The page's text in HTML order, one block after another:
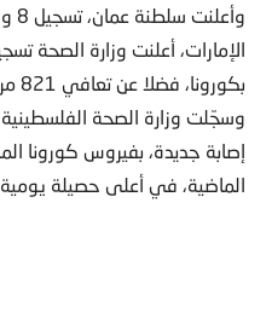
بكورونا، فضلا عن تعافي 821 مريضا.
الماضية، في أعلى حصيلة